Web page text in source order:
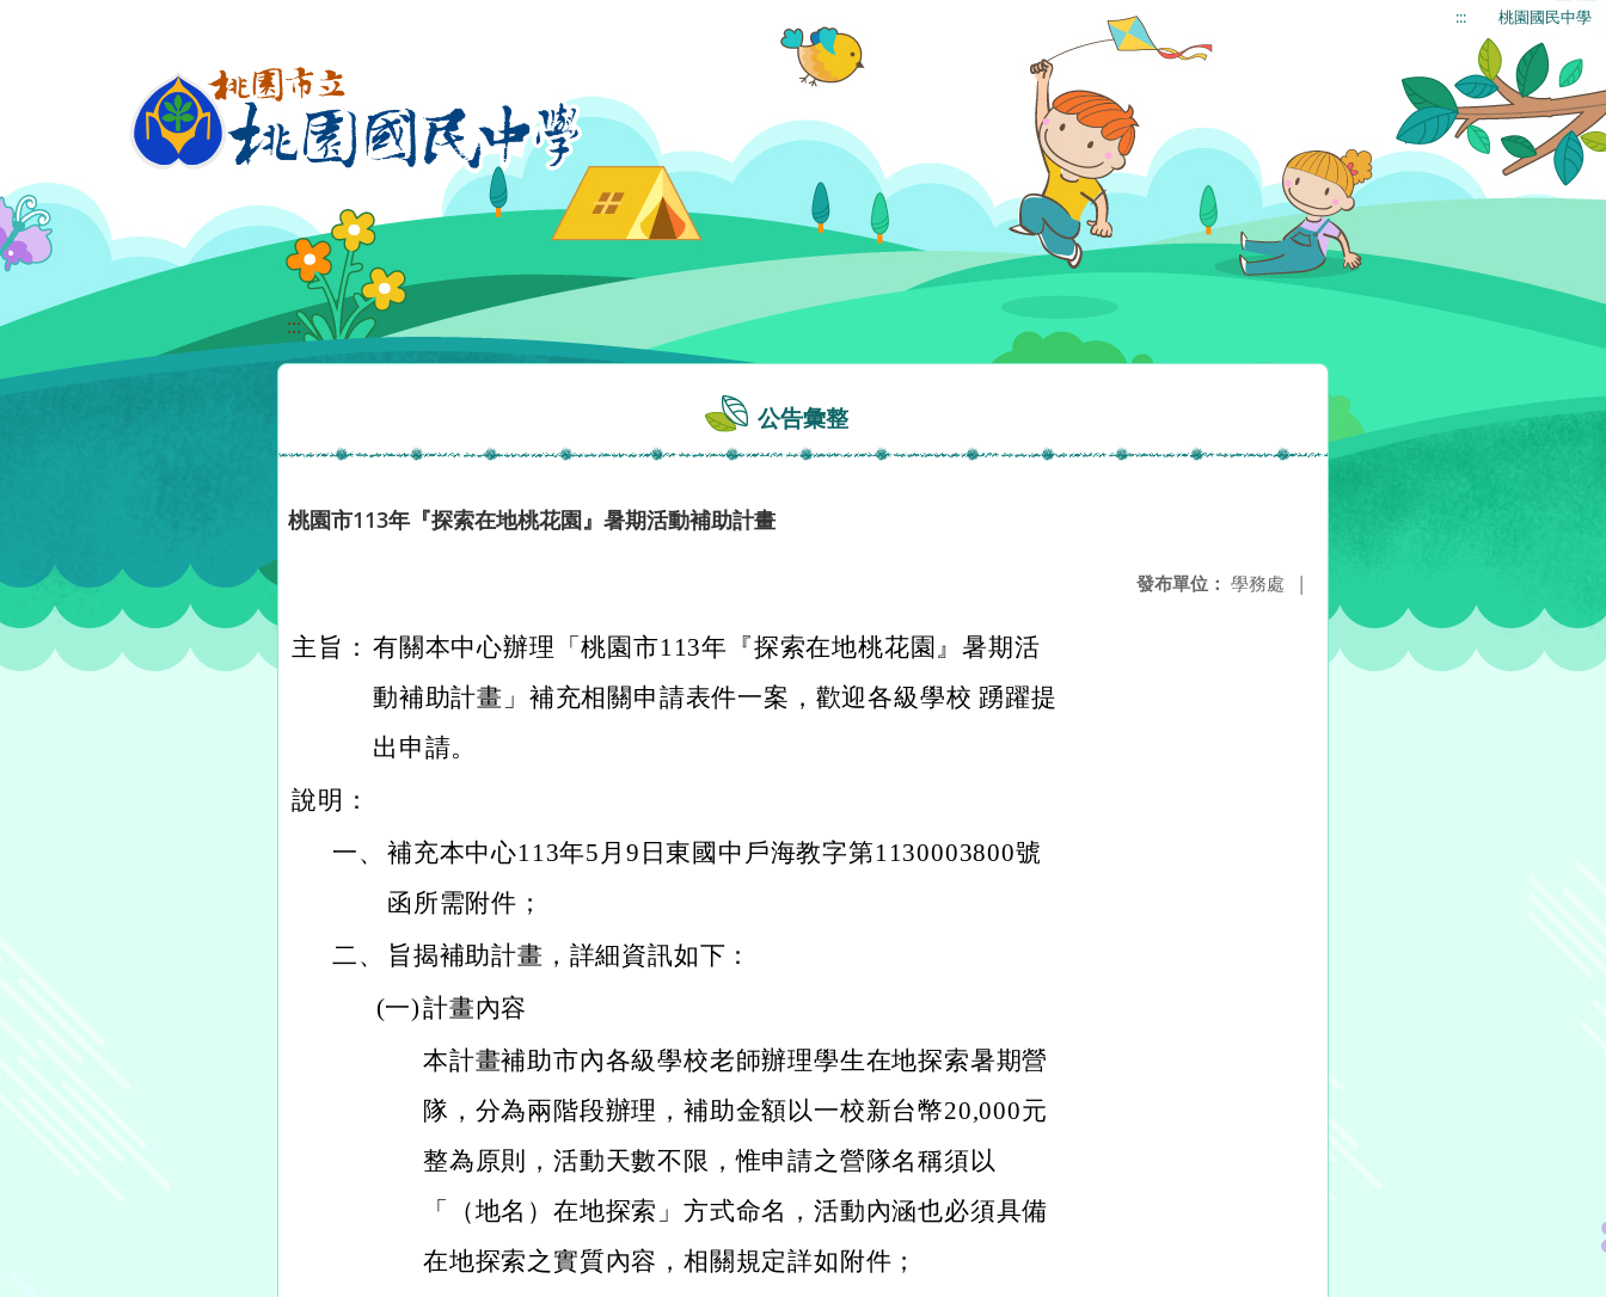
::: 桃園國民中學
:::
公告彙整
桃園市113年『探索在地桃花園』暑期活動補助計畫
發布單位： 學務處 |
主旨： 有關本中心辦理「桃園市113年『探索在地桃花園』暑期活
動補助計畫」補充相關申請表件一案，歡迎各級學校 踴躍提
出申請。
說明：
一、 補充本中心113年5月9日東國中戶海教字第1130003800號
函所需附件；
二、
旨揭補助計畫，詳細資訊如下：
(一)計畫內容
本計畫補助市內各級學校老師辦理學生在地探索暑期營
隊，分為兩階段辦理，補助金額以一校新台幣20,000元
整為原則，活動天數不限，惟申請之營隊名稱須以
「（地名）在地探索」方式命名，活動內涵也必須具備
在地探索之實質內容，相關規定詳如附件；